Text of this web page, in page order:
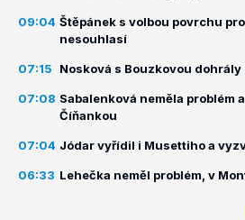
09:04 Štěpánek s volbou povrchu
nesouhlasí
07:15 Nosková s Bouzkovou dohrály
07:08 Sabalenková neměla problém
Číňankou
07:04 Jódar vyřídil i Musettiho a
06:33 Lehečka neměl problém, v